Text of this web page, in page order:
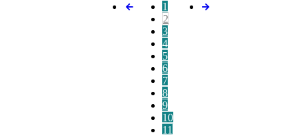
1
2
3
4
5
6
7
8
9
10
11